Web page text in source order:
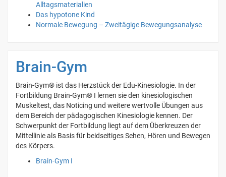
Alltagsmaterialien
Das hypotone Kind
Normale Bewegung – Zweitägige Bewegungsanalyse
Brain-Gym
Brain-Gym® ist das Herzstück der Edu-Kinesiologie. In der
Fortbildung Brain-Gym® I lernen sie den kinesiologischen
Muskeltest, das Noticing und weitere wertvolle Übungen aus
dem Bereich der pädagogischen Kinesiologie kennen. Der
Schwerpunkt der Fortbildung liegt auf dem Überkreuzen der
Mittellinie als Basis für beidseitiges Sehen, Hören und Bewegen
des Körpers.
Brain-Gym I